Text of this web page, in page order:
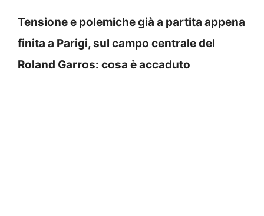
Tensione e polemiche già a partita appena
finita a Parigi, sul campo centrale del
Roland Garros: cosa è accaduto